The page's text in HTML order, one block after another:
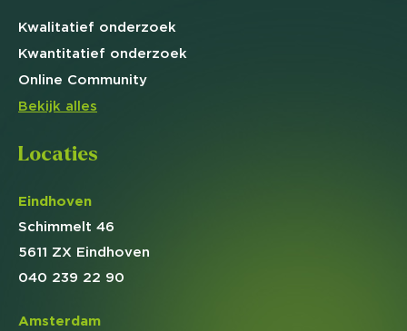
Kwalitatief onderzoek
Kwantitatief onderzoek
Online Community
Bekijk alles
Locaties
Eindhoven
Schimmelt 46
5611 ZX Eindhoven
040 239 22 90
Amsterdam